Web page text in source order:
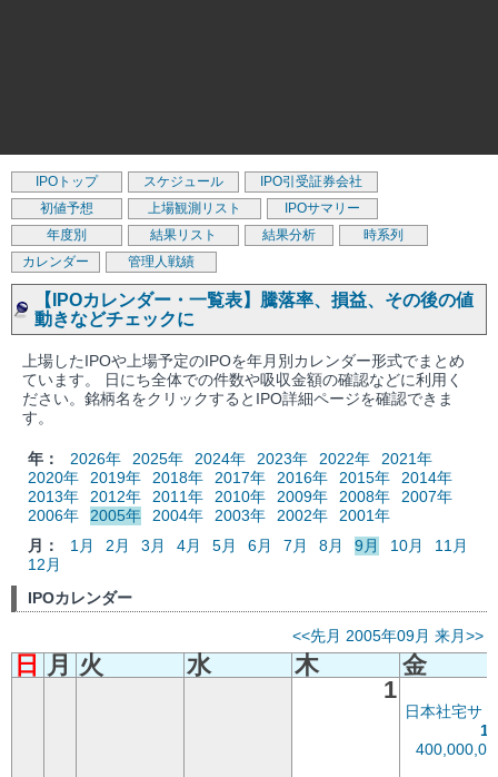
IPOトップ スケジュール
IPO引受証券会社
初値予想
上場観測リスト
IPOサマリー
年度別
結果リスト 結果分析
時系列
カレンダー
管理人戦績
【IPOカレンダー・一覧表】騰落率、損益、その後の値
動きなどチェックに
上場したIPOや上場予定のIPOを年月別カレンダー形式でまとめ
ています。 日にち全体での件数や吸収金額の確認などに利用く
ださい。銘柄名をクリックするとIPO詳細ページを確認できま
す。
年： 2026年 2025年 2024年 2023年 2022年
2021年
2020年
2019年 2018年 2017年 2016年 2015年
2014年
2013年
2012年 2011年 2010年 2009年 2008年
2007年
2006年
2005年 2004年 2003年 2002年
2001年
月：
1月 2月 3月 4月 5月 6月 7月 8月 9月 10月
11月
12月
IPOカレンダー
<<先月 2005年09月 来月>>
日 月 火 水 木
金
1
日本社宅サ
1